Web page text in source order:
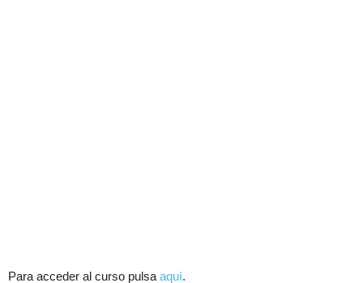
Para acceder al curso pulsa aquí.